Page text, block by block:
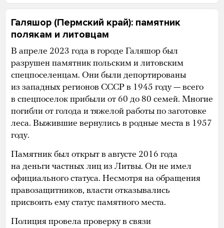
Галяшор (Пермский край): памятник
полякам и литовцам
В апреле 2023 года в городе Галяшор был
разрушен памятник польским и литовским
спецпоселенцам. Они были депортированы
из западных регионов СССР в 1945 году — всего
в спецпоселок прибыли от 60 до 80 семей. Многие
погибли от голода и тяжелой работы по заготовке
леса. Выжившие вернулись в родные места в 1957
году.
Памятник был открыт в августе 2016 года
на деньги частных лиц из Литвы. Он не имел
официального статуса. Несмотря на обращения
правозащитников, власти отказывались
присвоить ему статус памятного места.
Полиция провела проверку в связи